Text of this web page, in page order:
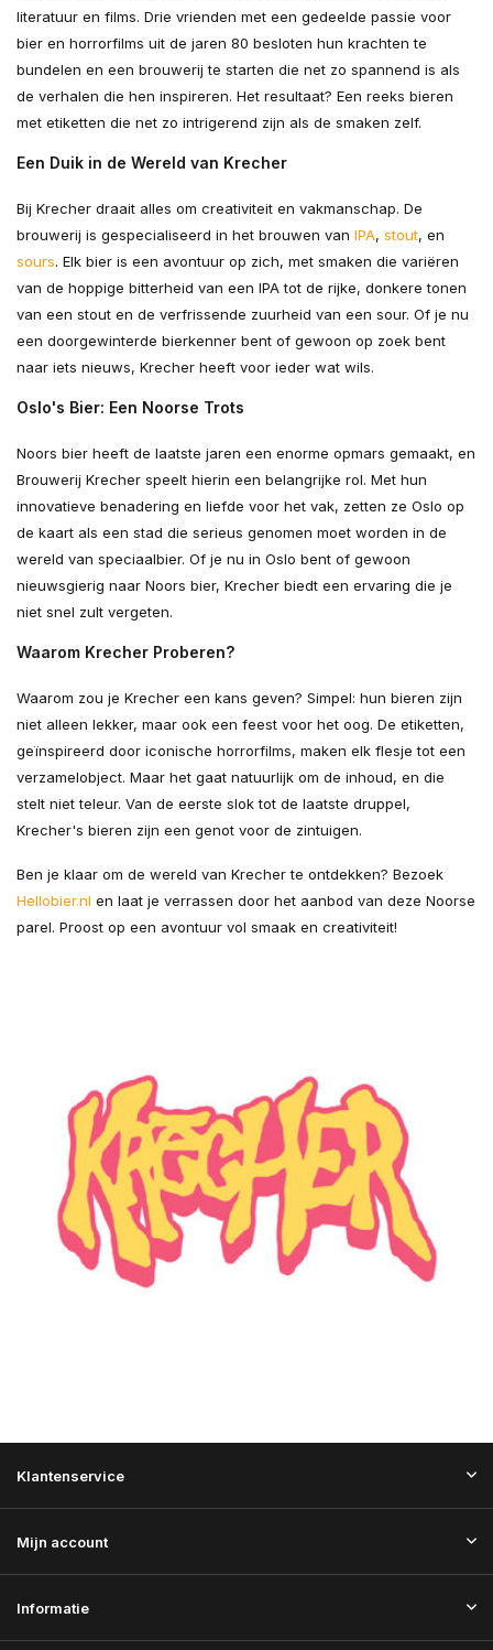
literatuur en films. Drie vrienden met een gedeelde passie voor
bier en horrorfilms uit de jaren 80 besloten hun krachten te
bundelen en een brouwerij te starten die net zo spannend is als
de verhalen die hen inspireren. Het resultaat? Een reeks bieren
met etiketten die net zo intrigerend zijn als de smaken zelf.
Een Duik in de Wereld van Krecher
Bij Krecher draait alles om creativiteit en vakmanschap. De
brouwerij is gespecialiseerd in het brouwen van IPA, stout, en
sours. Elk bier is een avontuur op zich, met smaken die variëren
van de hoppige bitterheid van een IPA tot de rijke, donkere tonen
van een stout en de verfrissende zuurheid van een sour. Of je nu
een doorgewinterde bierkenner bent of gewoon op zoek bent
naar iets nieuws, Krecher heeft voor ieder wat wils.
Oslo's Bier: Een Noorse Trots
Noors bier heeft de laatste jaren een enorme opmars gemaakt, en
Brouwerij Krecher speelt hierin een belangrijke rol. Met hun
innovatieve benadering en liefde voor het vak, zetten ze Oslo op
de kaart als een stad die serieus genomen moet worden in de
wereld van speciaalbier. Of je nu in Oslo bent of gewoon
nieuwsgierig naar Noors bier, Krecher biedt een ervaring die je
niet snel zult vergeten.
Waarom Krecher Proberen?
Waarom zou je Krecher een kans geven? Simpel: hun bieren zijn
niet alleen lekker, maar ook een feest voor het oog. De etiketten,
geïnspireerd door iconische horrorfilms, maken elk flesje tot een
verzamelobject. Maar het gaat natuurlijk om de inhoud, en die
stelt niet teleur. Van de eerste slok tot de laatste druppel,
Krecher's bieren zijn een genot voor de zintuigen.
Ben je klaar om de wereld van Krecher te ontdekken? Bezoek
Hellobier.nl en laat je verrassen door het aanbod van deze Noorse
parel. Proost op een avontuur vol smaak en creativiteit!
Klantenservice
Mijn account
Informatie